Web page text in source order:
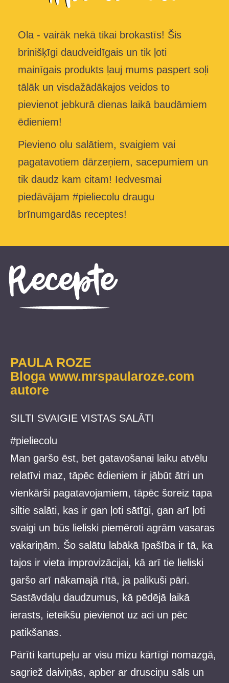
Ola - vairāk nekā tikai brokastīs! Šis
brinišķīgi daudveidīgais un tik ļoti
mainīgais produkts ļauj mums paspert soļi
tālāk un visdažādākajos veidos to
pievienot jebkurā dienas laikā baudāmiem
ēdieniem!
Pievieno olu salātiem, svaigiem vai
pagatavotiem dārzeņiem, sacepumiem un
tik daudz kam citam! Iedvesmai
piedāvājam #pieliecolu draugu
brīnumgardās receptes!
PAULA ROZE
Bloga www.mrspaularoze.com
autore
SILTI SVAIGIE VISTAS SALĀTI
#pieliecolu
Man garšo ēst, bet gatavošanai laiku atvēlu
relatīvi maz, tāpēc ēdieniem ir jābūt ātri un
vienkārši pagatavojamiem, tāpēc šoreiz tapa
siltie salāti, kas ir gan ļoti sātīgi, gan arī ļoti
svaigi un būs lieliski piemēroti agrām vasaras
vakariņām. Šo salātu labākā īpašība ir tā, ka
tajos ir vieta improvizācijai, kā arī tie lieliski
garšo arī nākamajā rītā, ja palikuši pāri.
Sastāvdaļu daudzumus, kā pēdējā laikā
ierasts, ieteikšu pievienot uz aci un pēc
patikšanas.
Pārīti kartupeļu ar visu mizu kārtīgi nomazgā,
sagriež daiviņās, apber ar drusciņu sāls un